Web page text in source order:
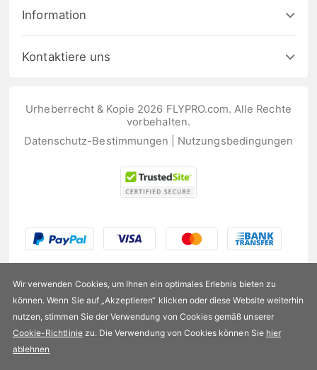
US$166,99
Information
Kontaktiere uns
Urheberrecht & Kopie 2026 FLYPRO.com. Alle Rechte
vorbehalten.
Datenschutz-Bestimmungen
Nutzungsbedingungen
Wir verwenden Cookies, um Ihnen ein optimales Erlebnis bieten zu
können. Wenn Sie auf „Akzeptieren“ klicken oder diese Website weiterhin
nutzen, stimmen Sie der Verwendung von Cookies gemäß unserer
Cookie-Richtliniezu. Die Verwendung von Cookies können Sie hier
ablehnen